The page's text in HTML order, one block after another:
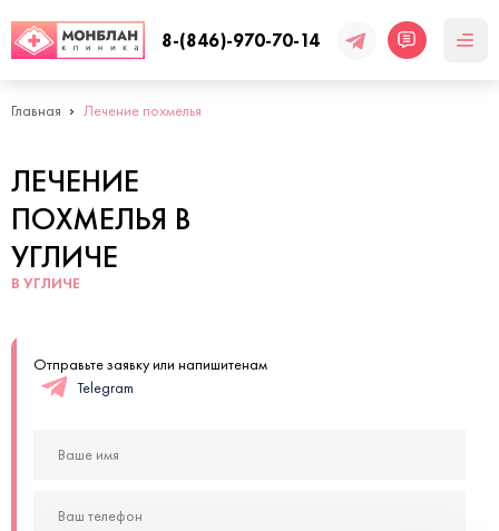
8-(846)-970-70-14
Главная Лечение похмелья
ЛЕЧЕНИЕ
ПОХМЕЛЬЯ В
УГЛИЧЕ
В УГЛИЧЕ
Отправьте заявку или напишитенам
Telegram